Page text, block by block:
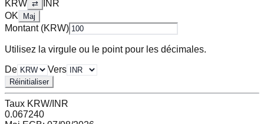
KRW ⇄
INR
OK
Maj
Montant (KRW)
Utilisez la virgule ou le point pour les décimales.
De
Vers
Réinitialiser
Taux KRW/INR
0.067240